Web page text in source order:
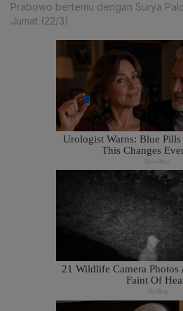
Prabowo bertemu dengan Surya
Jumat (22/3)